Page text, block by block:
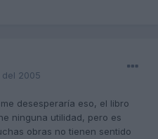
2005
desesperaría eso, el libro
ninguna utilidad, pero es
obras no tienen sentido